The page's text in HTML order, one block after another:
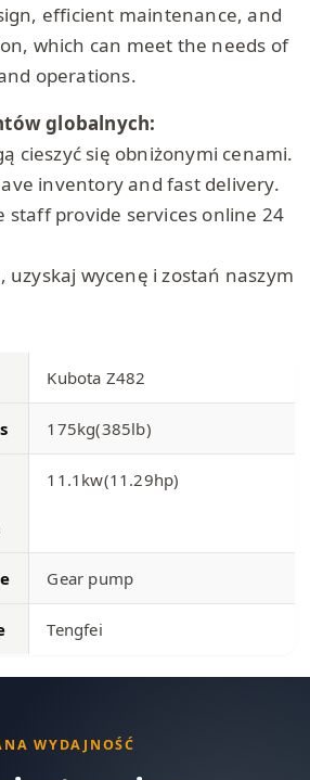
efficient maintenance, and
which can meet the needs of
operations.
globalnych:
cieszyć się obniżonymi cenami.
inventory and fast delivery.
staff provide services online 24
uzyskaj wycenę i zostań naszym
Kubota Z482
175kg(385lb)
11.1kw(11.29hp)
Gear pump
Tengfei
WYDAJNOŚĆ